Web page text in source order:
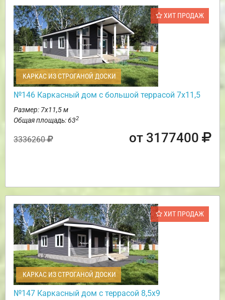
ХИТ ПРОДАЖ
КАРКАС ИЗ СТРОГАНОЙ ДОСКИ
№146 Каркасный дом с большой террасой 7х11,5
Размер: 7х11,5 м
Общая площадь: 632
3336260 от 3177400
ХИТ ПРОДАЖ
КАРКАС ИЗ СТРОГАНОЙ ДОСКИ
№147 Каркасный дом с террасой 8,5х9